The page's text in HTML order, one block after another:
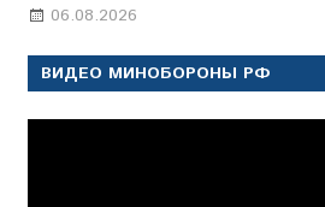
06.08.2026
ВИДЕО МИНОБОРОНЫ РФ